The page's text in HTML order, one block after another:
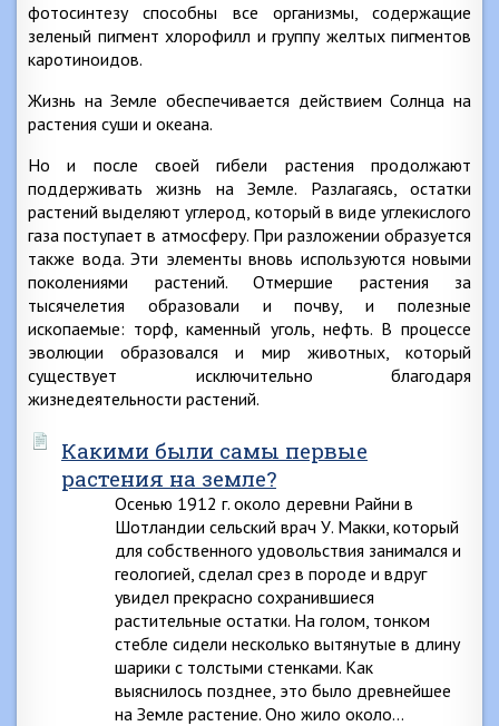
фотосинтезу способны все организмы, содержащие
зеленый пигмент хлорофилл и группу желтых пигментов
каротиноидов.
Жизнь на Земле обеспечивается действием Солнца на
растения суши и океана.
Но и после своей гибели растения продолжают
поддерживать жизнь на Земле. Разлагаясь, остатки
растений выделяют углерод, который в виде углекислого
газа поступает в атмосферу. При разложении образуется
также вода. Эти элементы вновь используются новыми
поколениями растений. Отмершие растения за
тысячелетия образовали и почву, и полезные
ископаемые: торф, каменный уголь, нефть. В процессе
эволюции образовался и мир животных, который
существует исключительно благодаря
жизнедеятельности растений.
Какими были самы первые
растения на земле?
Осенью 1912 г. около деревни Райни в
Шотландии сельский врач У. Макки, который
для собственного удовольствия занимался и
геологией, сделал срез в породе и вдруг
увидел прекрасно сохранившиеся
растительные остатки. На голом, тонком
стебле сидели несколько вытянутые в длину
шарики с толстыми стенками. Как
выяснилось позднее, это было древнейшее
на Земле растение. Оно жило около…